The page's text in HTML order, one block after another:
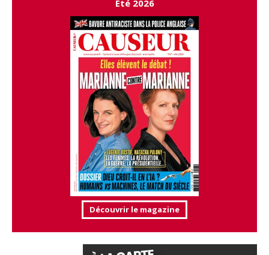
Été 2026
Découvrir le magazine